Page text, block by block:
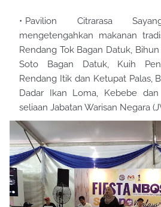
Pavilion Citrarasa
mengetengahkan makanan
Rendang Tok Bagan Datuk,
Soto Bagan Datuk, Kuih
Rendang Itik dan Ketupat Palas,
Dadar Ikan Loma, Kebebe
seliaan Jabatan Warisan Negara